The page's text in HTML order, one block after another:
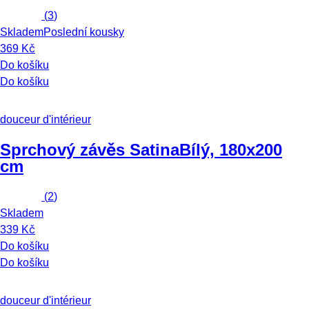
(3)
SklademPoslední kousky
369 Kč
Do košíku
Do košíku
douceur d'intérieur
Sprchový závěs SatinaBílý, 180x200
cm
(2)
Skladem
339 Kč
Do košíku
Do košíku
douceur d'intérieur